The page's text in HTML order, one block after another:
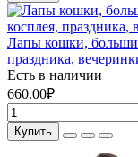
Лапы кошки,
праздника,
Есть в наличии
660.00₽
Купить